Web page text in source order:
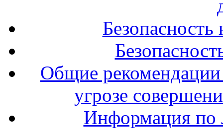
Безопасность
Общие
угрозе
Информация по